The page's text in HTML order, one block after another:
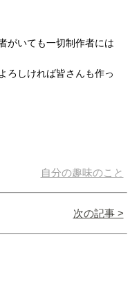
がいても一切制作者には
ろしければ皆さんも作っ
自分の趣味のこと
次の記事 >